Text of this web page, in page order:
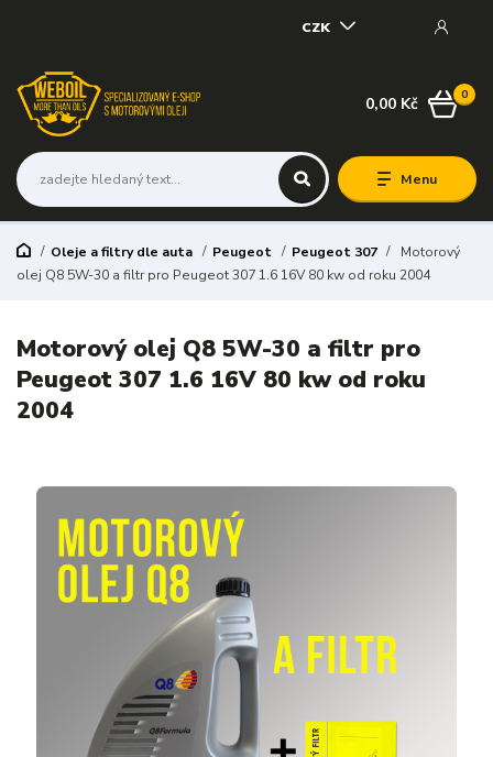
Menu
CZK
0
0,00 Kč
Oleje a filtry dle auta Peugeot Peugeot 307
Motorový
olej Q8 5W-30 a filtr pro Peugeot 307 1.6 16V 80 kw od roku 2004
Motorový olej Q8 5W-30 a filtr pro
Peugeot 307 1.6 16V 80 kw od roku
2004